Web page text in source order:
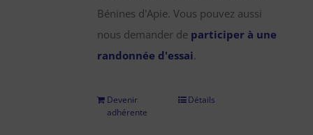
Bénines d'Apie. Vous pouvez aussi
nous demander de participer à une
randonnée d'essai.
Devenir
adhérente
Détails